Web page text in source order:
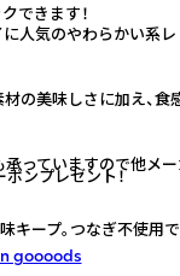
気のやわらかい系レ
の美味しさに加え、食
っていますので他メ
ープ。つなぎ不使用
goooods
できます！
ンプレゼント！